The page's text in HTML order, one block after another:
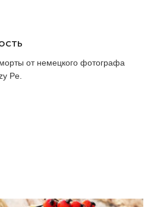
от немецкого фотографа
Pe.